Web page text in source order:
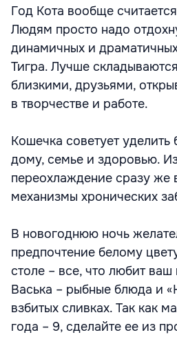
Год Кота вообще
Людям просто надо
динамичных и
Тигра. Лучше
близкими, друзьями,
в творчестве и работе.
Кошечка советует
дому, семье и здоровью.
переохлаждение сразу же
механизмы хронических
В новогоднюю ночь
предпочтение белому
столе – все, что любит
Васька – рыбные блюда и
взбитых сливках. Так как
года – 9, сделайте ее из